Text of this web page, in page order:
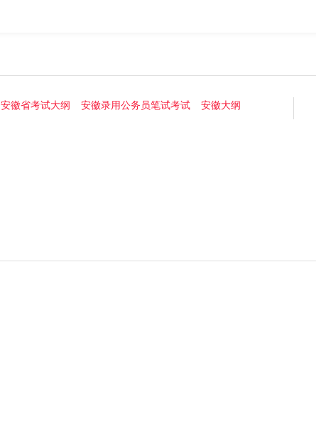
安徽省考试大纲 安徽录用公务员笔试考试 安徽大纲